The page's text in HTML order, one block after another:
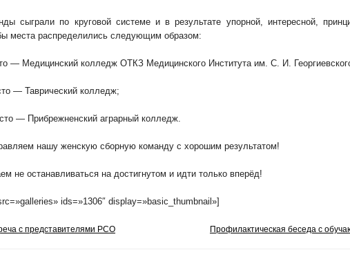
сыграли по круговой системе и в результате упорной, интересной,
места распределились следующим образом:
— Медицинский колледж ОТКЗ Медицинского Института им. С. И.
— Таврический колледж;
— Прибрежненский аграрный колледж.
нашу женскую сборную команду с хорошим результатом!
не останавливаться на достигнутом и идти только вперёд!
ids=»1306″ display=»basic_thumbnail»]
с представителями РСО Профилактическая беседа с